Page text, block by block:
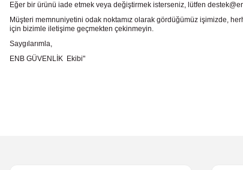
Eğer bir ürünü iade etmek veya değiştirmek isterseniz, lütfen
Müşteri memnuniyetini odak noktamız olarak gördüğümüz işimizde,
için bizimle iletişime geçmekten çekinmeyin.
Saygılarımla,
ENB GÜVENLİK Ekibi"